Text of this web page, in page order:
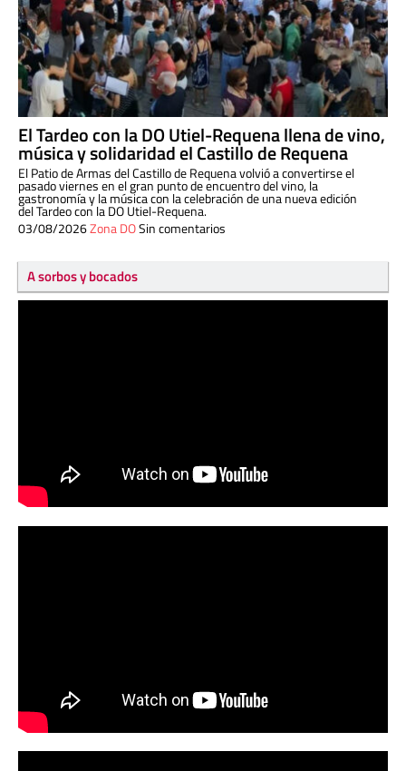
El Tardeo con la DO Utiel-Requena llena de vino,
música y solidaridad el Castillo de Requena
El Patio de Armas del Castillo de Requena volvió a convertirse el
pasado viernes en el gran punto de encuentro del vino, la
gastronomía y la música con la celebración de una nueva edición
del Tardeo con la DO Utiel-Requena.
03/08/2026Zona DOSin comentarios
A sorbos y bocados